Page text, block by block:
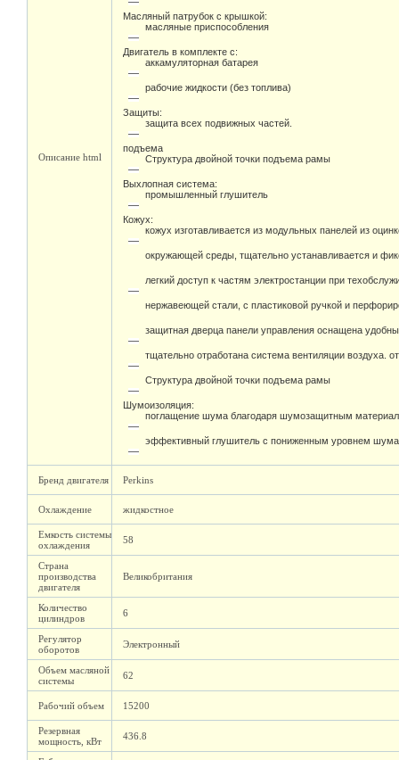
Описание html
Масляный патрубок с крышкой:
масляные приспособления
Двигатель в комплекте с:
аккамуляторная батарея
рабочие жидкости (без топлива)
Защиты:
защита всех подвижных частей.
подъема
Структура двойной точки подъема рамы
Выхлопная система:
промышленный глушитель
Кожух:
кожух изготавливается из модульных панелей из
окружающей среды, тщательно устанавливается и
легкий доступ к частям электростанции при
нержавеющей стали, с пластиковой ручкой и
защитная дверца панели управления оснащена
тщательно отработана система вентиляции
Структура двойной точки подъема рамы
Шумоизоляция:
поглащение шума благодаря шумозащитным
эффективный глушитель с пониженным уровнем
Бренд двигателя Perkins
Охлаждение жидкостное
Емкость системы
охлаждения
58
Страна
производства
двигателя
Великобритания
Количество
цилиндров
6
Регулятор
оборотов
Электронный
Объем масляной
системы
62
Рабочий объем 15200
Резервная
мощность, кВт
436.8